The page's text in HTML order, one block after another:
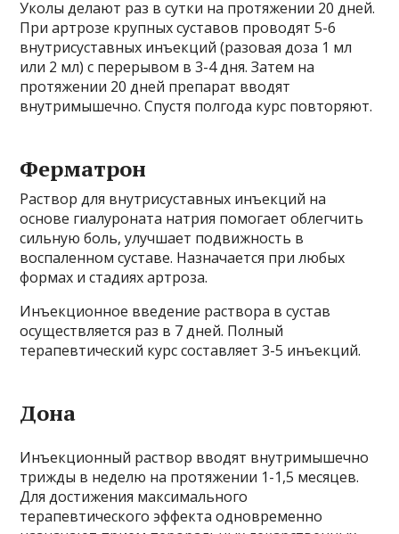
Уколы делают раз в сутки на протяжении 20 дней.
При артрозе крупных суставов проводят 5-6
внутрисуставных инъекций (разовая доза 1 мл
или 2 мл) с перерывом в 3-4 дня. Затем на
протяжении 20 дней препарат вводят
внутримышечно. Спустя полгода курс повторяют.
Ферматрон
Раствор для внутрисуставных инъекций на
основе гиалуроната натрия помогает облегчить
сильную боль, улучшает подвижность в
воспаленном суставе. Назначается при любых
формах и стадиях артроза.
Инъекционное введение раствора в сустав
осуществляется раз в 7 дней. Полный
терапевтический курс составляет 3-5 инъекций.
Дона
Инъекционный раствор вводят внутримышечно
трижды в неделю на протяжении 1-1,5 месяцев.
Для достижения максимального
терапевтического эффекта одновременно